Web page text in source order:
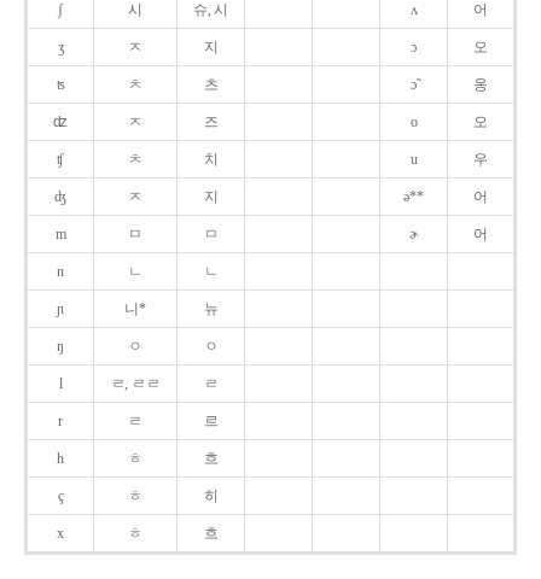
ʃ 시 슈, 시 ʌ 어
ʒ ㅈ 지 ɔ 오
ʦ ㅊ 츠 ɔ̃ 옹
ʣ ㅈ 즈 o 오
ʧ ㅊ 치 u 우
ʤ ㅈ 지 ə** 어
m ㅁ ㅁ ɚ 어
n ㄴ ㄴ
ɲ 니* 뉴
ŋ ㅇ ㅇ
l ㄹ, ㄹㄹ ㄹ
r ㄹ 르
h ㅎ 흐
ç ㅎ 히
x ㅎ 흐